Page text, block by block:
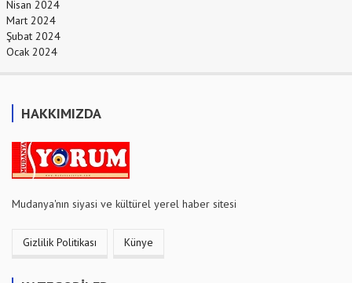
Nisan 2024
Mart 2024
Şubat 2024
Ocak 2024
HAKKIMIZDA
Mudanya'nın siyasi ve kültürel yerel haber sitesi
Gizlilik Politikası Künye